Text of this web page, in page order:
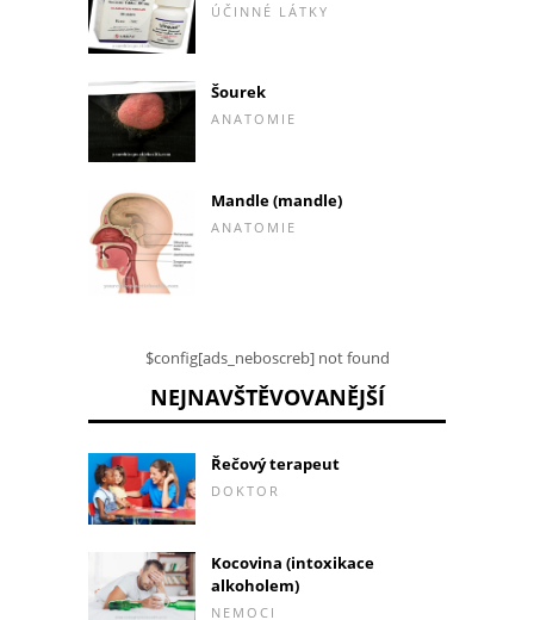
ÚČINNÉ LÁTKY
Šourek
ANATOMIE
Mandle (mandle)
ANATOMIE
$config[ads_neboscreb] not found
NEJNAVŠTĚVOVANĚJŠÍ
Řečový terapeut
DOKTOR
Kocovina (intoxikace
alkoholem)
NEMOCI